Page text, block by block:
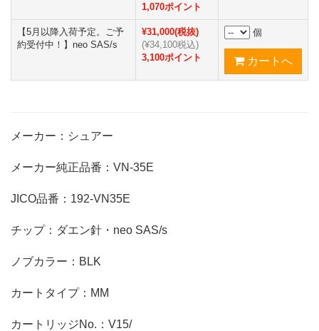
1,070ポイント
【5月以降入荷予定。ご予
約受付中！】neo SAS/s
¥31,000(税抜)
(¥34,100税込)
3,100ポイント
個
メーカー：シュアー
メーカー純正品番：VN-35E
JICO品番：192-VN35E
チップ：ダエン針・neo SAS/s
ノブカラー：BLK
カートタイプ：MM
カートリッジNo.：V15/